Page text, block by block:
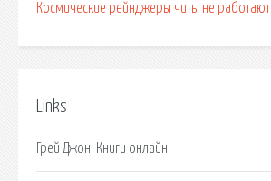
Космические рейнджеры читы не работают
Links
Грей Джон. Книги онлайн.